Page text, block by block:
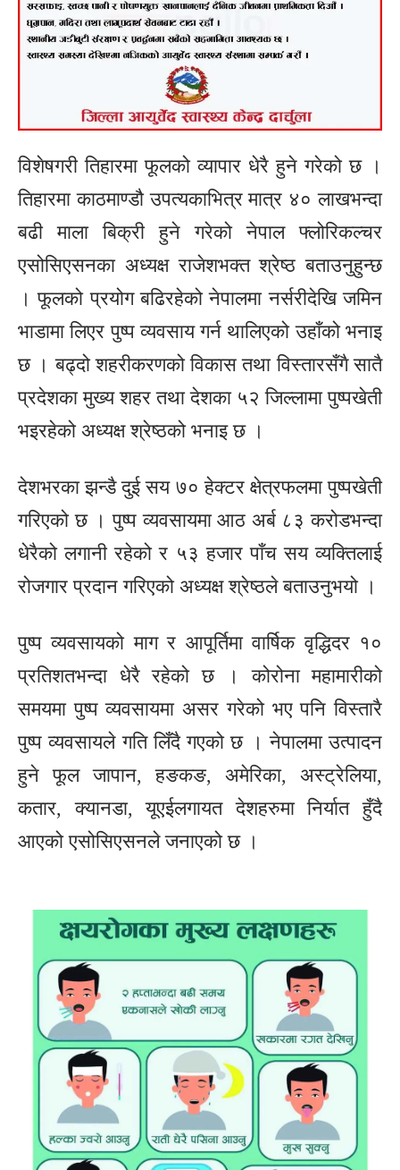
विशेषगरी तिहारमा फूलको व्यापार धेरै हुने गरेको छ ।
तिहारमा काठमाण्डौ उपत्यकाभित्र मात्र ४० लाखभन्दा
बढी माला बिक्री हुने गरेको नेपाल फ्लोरिकल्चर
एसोसिएसनका अध्यक्ष राजेशभक्त श्रेष्ठ बताउनुहुन्छ
। फूलको प्रयोग बढिरहेको नेपालमा नर्सरीदेखि जमिन
भाडामा लिएर पुष्प व्यवसाय गर्न थालिएको उहाँको भनाइ
छ । बढ्दो शहरीकरणको विकास तथा विस्तारसँगै सातै
प्रदेशका मुख्य शहर तथा देशका ५२ जिल्लामा पुष्पखेती
भइरहेको अध्यक्ष श्रेष्ठको भनाइ छ ।
देशभरका झन्डै दुई सय ७० हेक्टर क्षेत्रफलमा पुष्पखेती
गरिएको छ । पुष्प व्यवसायमा आठ अर्ब ८३ करोडभन्दा
धेरैको लगानी रहेको र ५३ हजार पाँच सय व्यक्तिलाई
रोजगार प्रदान गरिएको अध्यक्ष श्रेष्ठले बताउनुभयो ।
पुष्प व्यवसायको माग र आपूर्तिमा वार्षिक वृद्धिदर १०
प्रतिशतभन्दा धेरै रहेको छ । कोरोना महामारीको
समयमा पुष्प व्यवसायमा असर गरेको भए पनि विस्तारै
पुष्प व्यवसायले गति लिँदै गएको छ । नेपालमा उत्पादन
हुने फूल जापान, हङकङ, अमेरिका, अस्ट्रेलिया,
कतार, क्यानडा, यूएईलगायत देशहरुमा निर्यात हुँदै
आएको एसोसिएसनले जनाएको छ ।